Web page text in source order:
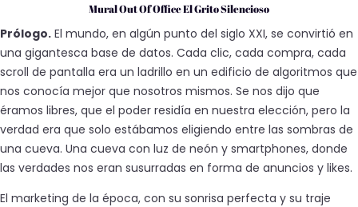
Mural Out Of Office El Grito Silencioso
Prólogo. El mundo, en algún punto del siglo XXI, se convirtió en
una gigantesca base de datos. Cada clic, cada compra, cada
scroll de pantalla era un ladrillo en un edificio de algoritmos que
nos conocía mejor que nosotros mismos. Se nos dijo que
éramos libres, que el poder residía en nuestra elección, pero la
verdad era que solo estábamos eligiendo entre las sombras de
una cueva. Una cueva con luz de neón y smartphones, donde
las verdades nos eran susurradas en forma de anuncios y likes.
El marketing de la época, con su sonrisa perfecta y su traje